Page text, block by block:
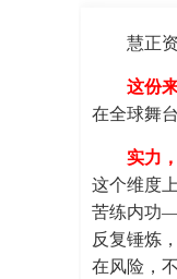
慧正
这份
在全球舞
实力
这个维度
苦练内功
反复锤炼
在风险，